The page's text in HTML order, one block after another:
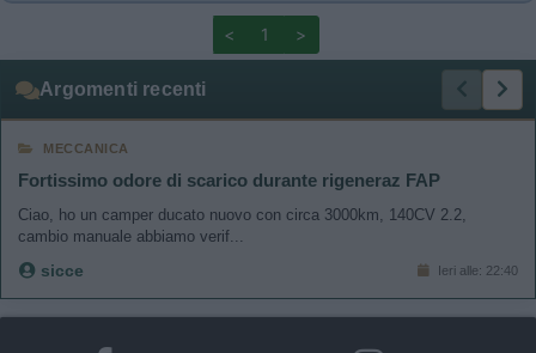
< 1 >
Argomenti recenti
MECCANICA
Fortissimo odore di scarico durante rigeneraz FAP
Ciao, ho un camper ducato nuovo con circa 3000km, 140CV 2.2,
cambio manuale abbiamo verif...
sicce Ieri alle: 22:40